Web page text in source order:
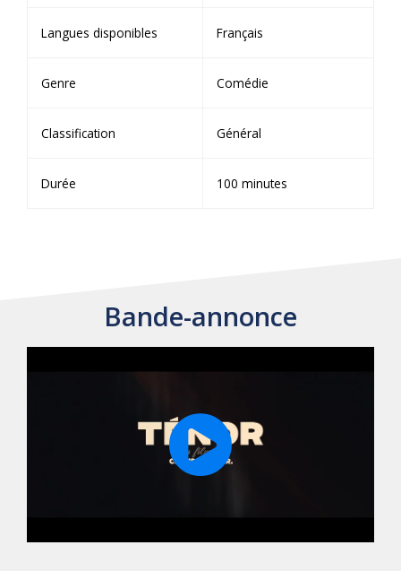
Langues disponibles Français
Genre Comédie
Classification Général
Durée 100 minutes
Bande-annonce